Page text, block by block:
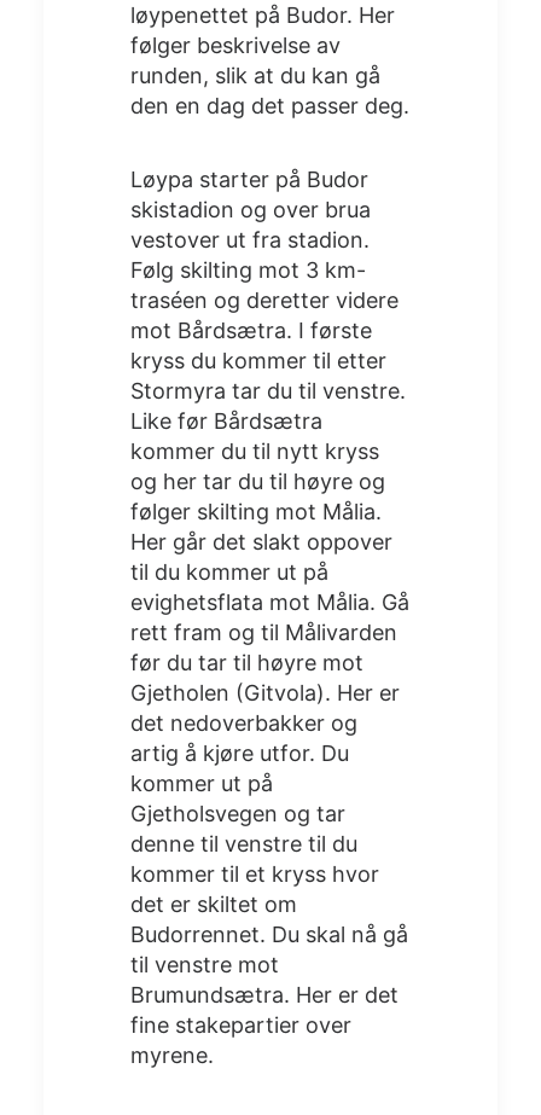
løypenettet på Budor. Her
følger beskrivelse av
runden, slik at du kan gå
den en dag det passer deg.
Løypa starter på Budor
skistadion og over brua
vestover ut fra stadion.
Følg skilting mot 3 km-
traséen og deretter videre
mot Bårdsætra. I første
kryss du kommer til etter
Stormyra tar du til venstre.
Like før Bårdsætra
kommer du til nytt kryss
og her tar du til høyre og
følger skilting mot Målia.
Her går det slakt oppover
til du kommer ut på
evighetsflata mot Målia. Gå
rett fram og til Målivarden
før du tar til høyre mot
Gjetholen (Gitvola). Her er
det nedoverbakker og
artig å kjøre utfor. Du
kommer ut på
Gjetholsvegen og tar
denne til venstre til du
kommer til et kryss hvor
det er skiltet om
Budorrennet. Du skal nå gå
til venstre mot
Brumundsætra. Her er det
fine stakepartier over
myrene.